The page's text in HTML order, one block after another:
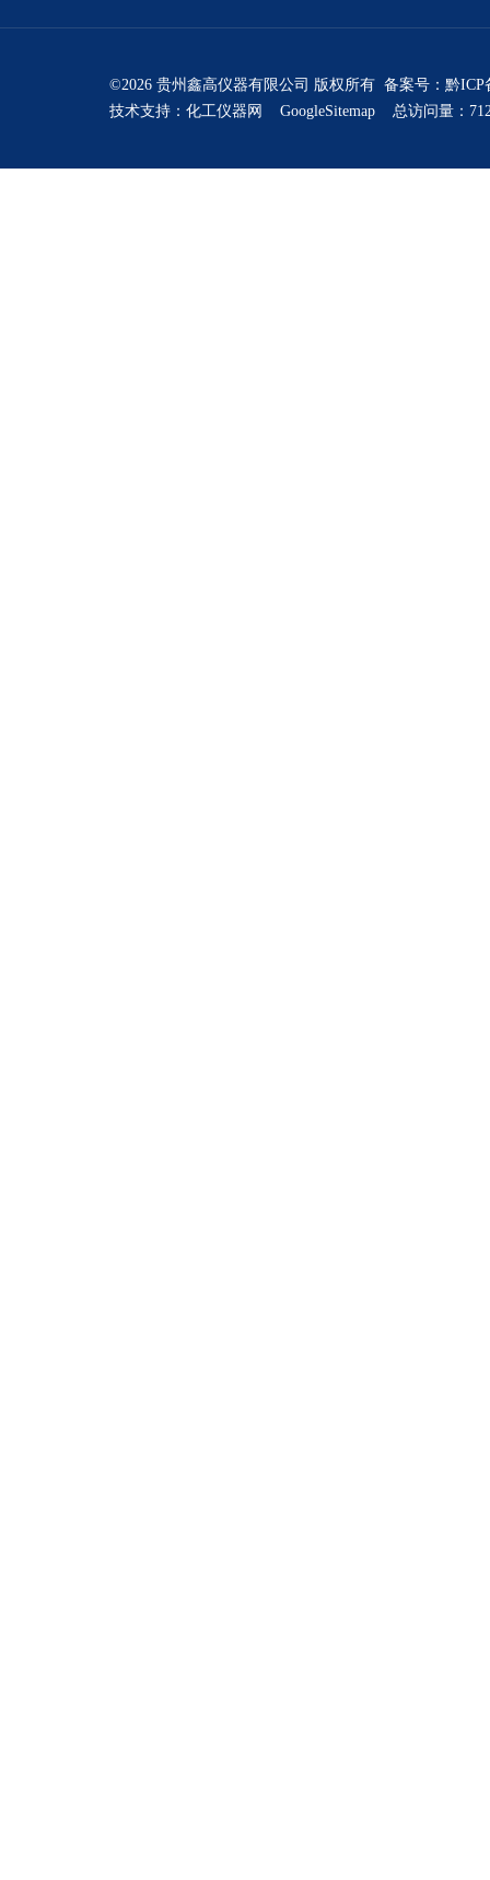
©2026 贵州鑫高仪器有限公司 版权所有 备案号： 黔ICP
技术支持： 化工仪器网 GoogleSitemap 总访问量：